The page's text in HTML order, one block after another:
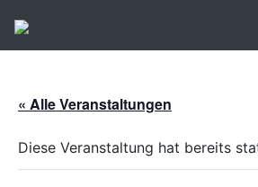
« Alle Veranstaltungen
Diese Veranstaltung hat bereits